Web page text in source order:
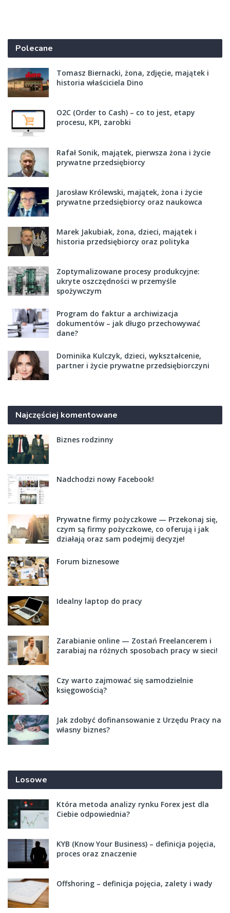
Polecane
Tomasz Biernacki, żona, zdjęcie, majątek i
historia właściciela Dino
O2C (Order to Cash) – co to jest, etapy
procesu, KPI, zarobki
Rafał Sonik, majątek, pierwsza żona i życie
prywatne przedsiębiorcy
Jarosław Królewski, majątek, żona i życie
prywatne przedsiębiorcy oraz naukowca
Marek Jakubiak, żona, dzieci, majątek i
historia przedsiębiorcy oraz polityka
Zoptymalizowane procesy produkcyjne:
ukryte oszczędności w przemyśle
spożywczym
Program do faktur a archiwizacja
dokumentów – jak długo przechowywać
dane?
Dominika Kulczyk, dzieci, wykształcenie,
partner i życie prywatne przedsiębiorczyni
Najczęściej komentowane
Biznes rodzinny
Nadchodzi nowy Facebook!
Prywatne firmy pożyczkowe — Przekonaj się,
czym są firmy pożyczkowe, co oferują i jak
działają oraz sam podejmij decyzje!
Forum biznesowe
Idealny laptop do pracy
Zarabianie online — Zostań Freelancerem i
zarabiaj na różnych sposobach pracy w sieci!
Czy warto zajmować się samodzielnie
księgowością?
Jak zdobyć dofinansowanie z Urzędu Pracy na
własny biznes?
Losowe
Która metoda analizy rynku Forex jest dla
Ciebie odpowiednia?
KYB (Know Your Business) – definicja pojęcia,
proces oraz znaczenie
Offshoring – definicja pojęcia, zalety i wady